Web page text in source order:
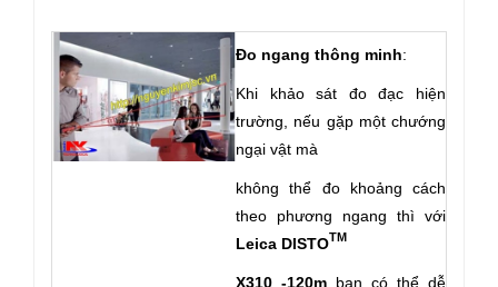
Đo ngang thông minh:
Khi khảo sát đo đạc hiện
trường, nếu gặp một chướng
ngại vật mà
không thể đo khoảng cách
theo phương ngang thì với
Leica DISTOTM
X310 -120m bạn có thể dễ